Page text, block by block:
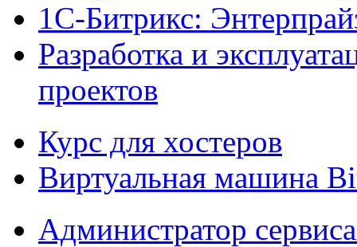
1С-Битрикс:
Разработка и
проектов
Курс для хостеров
Виртуальная машина
Администратор